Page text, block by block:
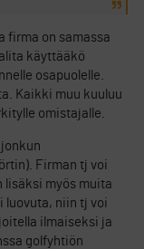
firma on samassa
käyttääkö
osapuolelle.
Kaikki muu kuuluu
omistajalle.
Firman tj voi
lisäksi myös muita
luovuta, niin tj voi
ilmaiseksi ja
golfyhtiön